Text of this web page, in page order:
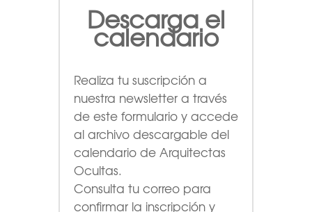
Descarga el
calendario
Realiza tu suscripción a
nuestra newsletter a través
de este formulario y accede
al archivo descargable del
calendario de Arquitectas
Ocultas.
Consulta tu correo para
confirmar la inscripción y